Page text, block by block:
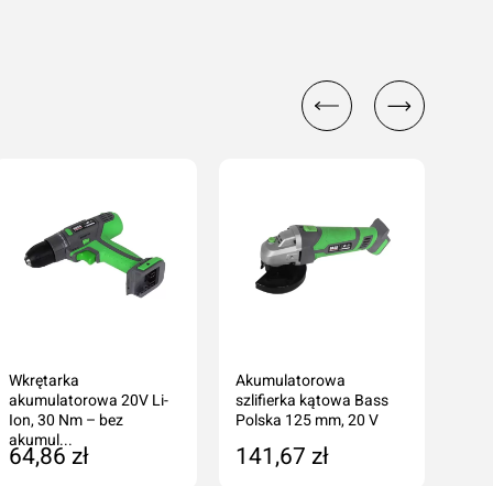
Wkrętarka
akumulatorowa 20V Li-
Ion, 30 Nm – bez
akumul...
64,86 zł
Akumulatorowa
szlifierka kątowa Bass
Polska 125 mm, 20 V
141,67 zł